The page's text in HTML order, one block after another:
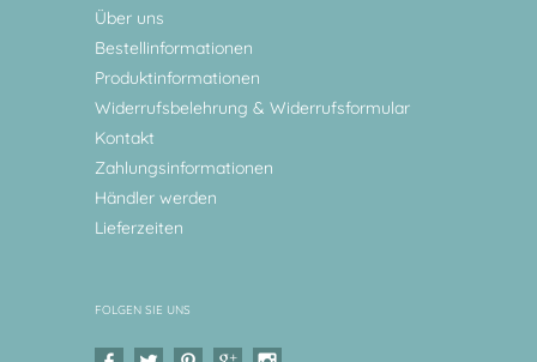
Über uns
Bestellinformationen
Produktinformationen
Widerrufsbelehrung & Widerrufsformular
Kontakt
Zahlungsinformationen
Händler werden
Lieferzeiten
FOLGEN SIE UNS